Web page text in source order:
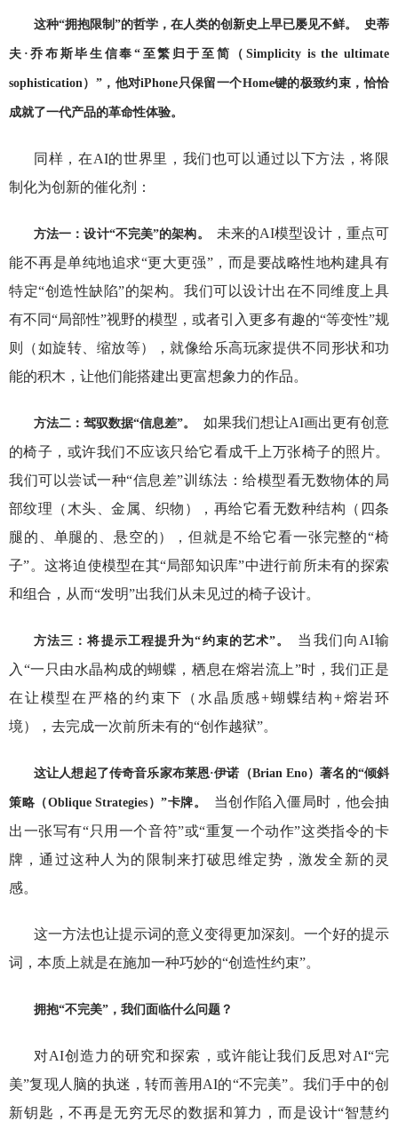
这种“拥抱限制”的哲学，在人类的创新史上早已屡见不鲜。 史蒂
夫·乔布斯毕生信奉“至繁归于至简（Simplicity is the ultimate
sophistication）”，他对iPhone只保留一个Home键的极致约束，恰恰
成就了一代产品的革命性体验。
同样，在AI的世界里，我们也可以通过以下方法，将限
制化为创新的催化剂：
方法一：设计“不完美”的架构。
未来的AI模型设计，重点可
能不再是单纯地追求“更大更强”，而是要战略性地构建具有
特定“创造性缺陷”的架构。我们可以设计出在不同维度上具
有不同“局部性”视野的模型，或者引入更多有趣的“等变性”规
则（如旋转、缩放等），就像给乐高玩家提供不同形状和功
能的积木，让他们能搭建出更富想象力的作品。
方法二：驾驭数据“信息差”。
如果我们想让AI画出更有创意
的椅子，或许我们不应该只给它看成千上万张椅子的照片。
我们可以尝试一种“信息差”训练法：给模型看无数物体的局
部纹理（木头、金属、织物），再给它看无数种结构（四条
腿的、单腿的、悬空的），但就是不给它看一张完整的“椅
子”。这将迫使模型在其“局部知识库”中进行前所未有的探索
和组合，从而“发明”出我们从未见过的椅子设计。
方法三：将提示工程提升为“约束的艺术”。
当我们向AI输
入“一只由水晶构成的蝴蝶，栖息在熔岩流上”时，我们正是
在让模型在严格的约束下（水晶质感+蝴蝶结构+熔岩环
境），去完成一次前所未有的“创作越狱”。
这让人想起了传奇音乐家布莱恩·伊诺（Brian Eno）著名的“倾斜
策略（Oblique Strategies）”卡牌。
当创作陷入僵局时，他会抽
出一张写有“只用一个音符”或“重复一个动作”这类指令的卡
牌，通过这种人为的限制来打破思维定势，激发全新的灵
感。
这一方法也让提示词的意义变得更加深刻。一个好的提示
词，本质上就是在施加一种巧妙的“创造性约束”。
拥抱“不完美”，我们面临什么问题？
对AI创造力的研究和探索，或许能让我们反思对AI“完
美”复现人脑的执迷，转而善用AI的“不完美”。我们手中的创
新钥匙，不再是无穷无尽的数据和算力，而是设计“智慧约